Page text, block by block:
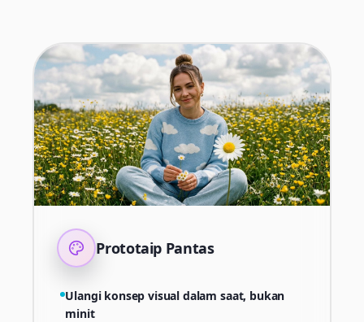
Prototaip Pantas
Ulangi konsep visual dalam saat, bukan
minit